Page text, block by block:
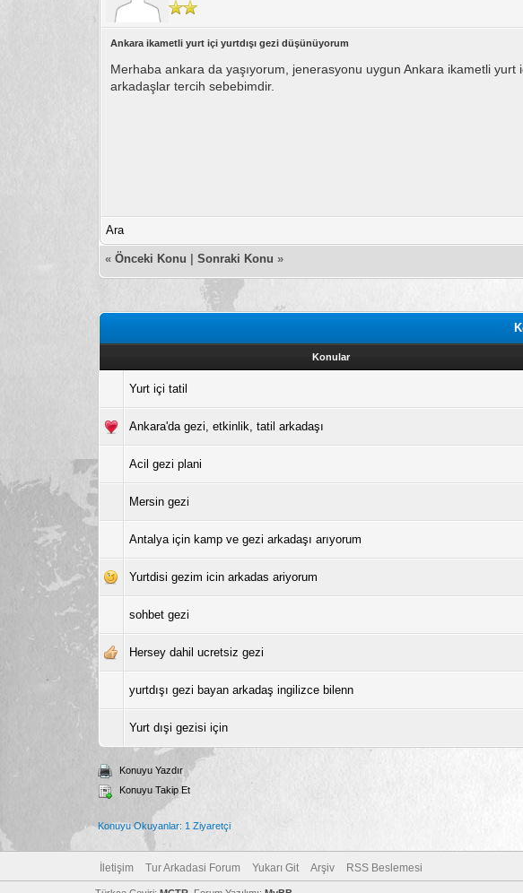
Ankara ikametli yurt içi yurtdışı gezi düşünüyorum
Merhaba ankara da yaşıyorum, jenerasyonu uygun Ankara ikametli yurt
arkadaşlar tercih sebebimdir.
Ara
«Önceki Konu |Sonraki Konu »
Konular
Yurt içi tatil
Ankara'da gezi, etkinlik, tatil arkadaşı
Acil gezi plani
Mersin gezi
Antalya için kamp ve gezi arkadaşı arıyorum
Yurtdisi gezim icin arkadas ariyorum
sohbet gezi
Hersey dahil ucretsiz gezi
yurtdışı gezi bayan arkadaş ingilizce bilenn
Yurt dışi gezisi için
Konuyu Yazdır
Konuyu Takip Et
Konuyu Okuyanlar: 1 Ziyaretçi
İletişim Tur Arkadasi Forum Yukarı Git Arşiv RSS Beslemesi